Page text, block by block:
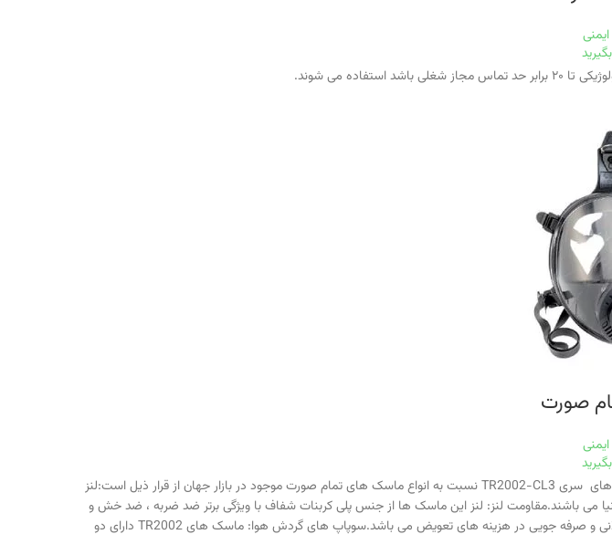
می شوند.
صورت
اين ماسک تحت نام TR2002 و از جنس EPDM (سياه رنگ) توليد و عرضه می گردد.ويژگيهای برتر ماسک های سری TR2002-CL3 نسبت به انواع ماسک های تمام صورت موجود در بازار جهان از قرار ذيل است:لنز
های تمام صورت مشهور در دنيا می باشند.مقاومت لنز: لنز اين ماسک ها از جنس پلی کربنات شفاف با ويژگی برتر ضد ضربه ، ضد خش و
مقاوم در مقابل انواع حلال های صنعتی ساخته شده اند. در نتيجه اين برتری ها، لنز ماسک دارای دوام طولانی و صرفه جويی در هزينه های تعويض می باشد.سوپاپ های گردش هوا: ماسک های TR2002 دارای دو